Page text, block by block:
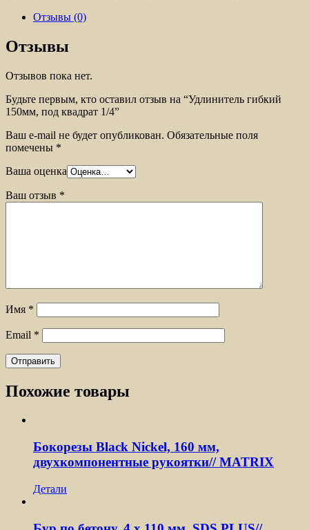
Отзывы (0)
Отзывы
Отзывов пока нет.
Будьте первым, кто оставил отзыв на “Удлинитель гибкий
150мм, под квадрат 1/4”
Ваш e-mail не будет опубликован. Обязательные поля
помечены *
Ваша оценка
Ваш отзыв *
Имя *
Email *
Похожие товары
Бокорезы Black Nickel, 160 мм,
двухкомпонентные рукоятки// MATRIX
Детали